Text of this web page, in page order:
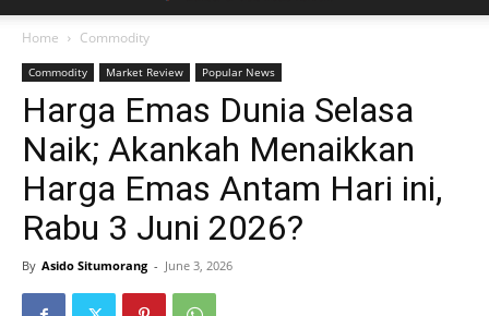
Home Commodity
Commodity Market Review Popular News
Harga Emas Dunia Selasa
Naik; Akankah Menaikkan
Harga Emas Antam Hari ini,
Rabu 3 Juni 2026?
By Asido Situmorang - June 3, 2026